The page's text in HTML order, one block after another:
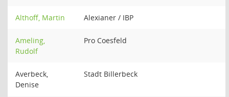
Althoff, Martin Alexianer / IBP
Ameling,
Rudolf
Pro Coesfeld
Averbeck,
Denise
Stadt Billerbeck